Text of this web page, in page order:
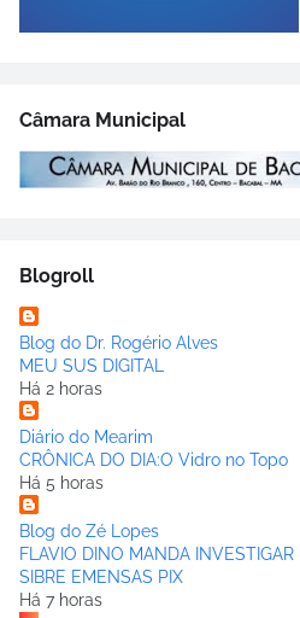
Câmara Municipal
Blogroll
Blog do Dr. Rogério Alves
MEU SUS DIGITAL
Há 2 horas
Diário do Mearim
CRÔNICA DO DIA:O Vidro no Topo
Há 5 horas
Blog do Zé Lopes
FLAVIO DINO MANDA
SIBRE EMENSAS PIX
Há 7 horas